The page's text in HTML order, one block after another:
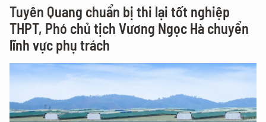
Tuyên Quang chuẩn bị thi lại tốt nghiệp
THPT, Phó chủ tịch Vương Ngọc Hà chuyển
lĩnh vực phụ trách